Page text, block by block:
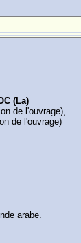
(La)
de l'ouvrage),
de l'ouvrage)
arabe.